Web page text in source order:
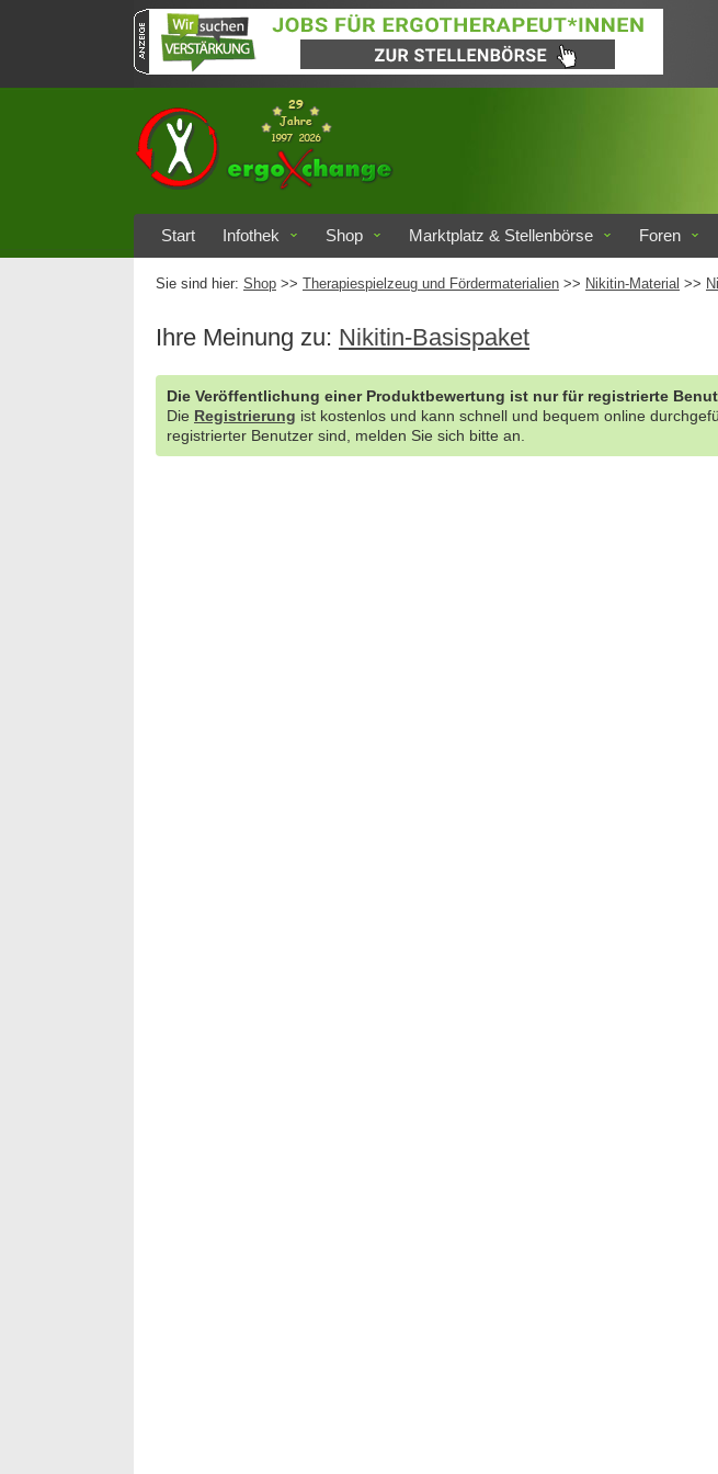
Start Infothek Shop Marktplatz & Stellenbörse Foren
Sie sind hier: Shop >> Therapiespielzeug und Fördermaterialien >> Nikitin-Material >>
Ihre Meinung zu: Nikitin-Basispaket
Die Veröffentlichung einer Produktbewertung ist nur für registrierte
Die Registrierung ist kostenlos und kann schnell und bequem online
registrierter Benutzer sind, melden Sie sich bitte an.